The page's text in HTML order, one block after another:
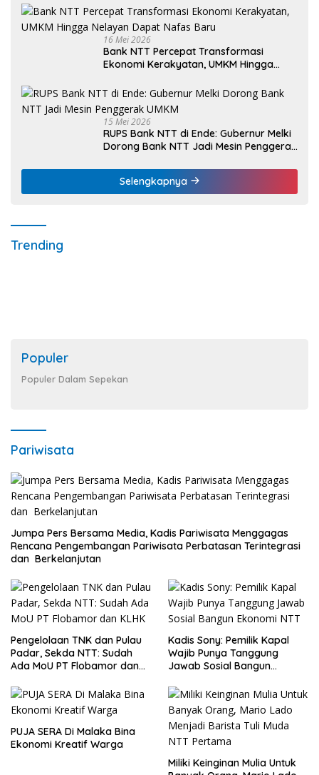
Weetebula
16 Mei 2026
Bank NTT Percepat Transformasi
Ekonomi Kerakyatan, UMKM Hingga
15 Mei 2026
RUPS Bank NTT di Ende: Gubernur Melki
Dorong Bank NTT Jadi Mesin Penggerak
Selengkapnya
Trending
Populer
Populer Dalam Sepekan
Pariwisata
Jumpa Pers Bersama Media, Kadis Pariwisata Menggagas
Rencana Pengembangan Pariwisata Perbatasan Terintegrasi
dan Berkelanjutan
Pengelolaan TNK dan Pulau
Padar, Sekda NTT: Sudah
Ada MoU PT Flobamor dan
Kadis Sony: Pemilik Kapal
Wajib Punya Tanggung
Jawab Sosial Bangun
PUJA SERA Di Malaka Bina
Ekonomi Kreatif Warga
Miliki Keinginan Mulia Untuk